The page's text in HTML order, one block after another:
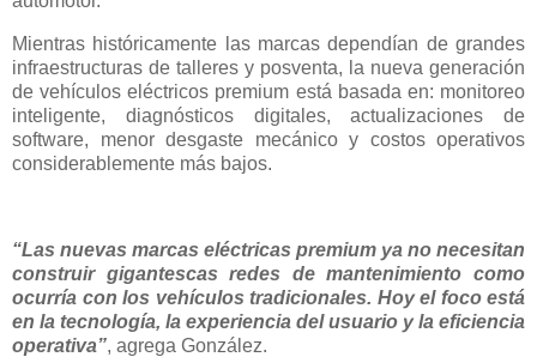
Mientras históricamente las marcas dependían de grandes
infraestructuras de talleres y posventa, la nueva generación
de vehículos eléctricos premium está basada en: monitoreo
inteligente, diagnósticos digitales, actualizaciones de
software, menor desgaste mecánico y costos operativos
considerablemente más bajos.
“Las nuevas marcas eléctricas premium ya no necesitan
construir gigantescas redes de mantenimiento como
ocurría con los vehículos tradicionales. Hoy el foco está
en la tecnología, la experiencia del usuario y la eficiencia
operativa”, agrega González.